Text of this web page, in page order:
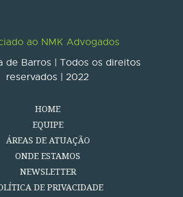
ao NMK Advogados
de Barros | Todos os direitos
reservados | 2022
HOME
EQUIPE
ÁREAS DE ATUAÇÃO
ONDE ESTAMOS
NEWSLETTER
DE PRIVACIDADE